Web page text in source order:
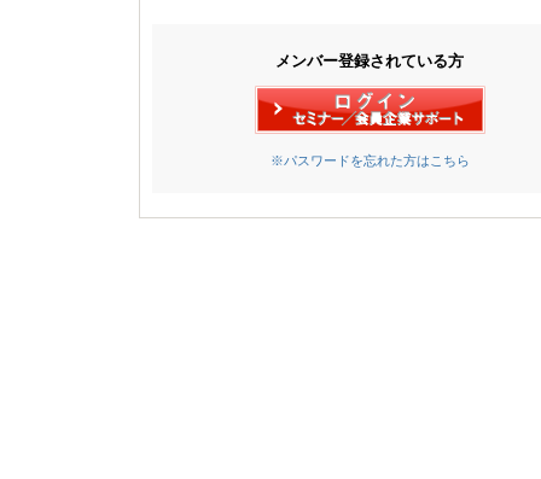
メンバー登録されている方
※パスワードを忘れた方はこちら